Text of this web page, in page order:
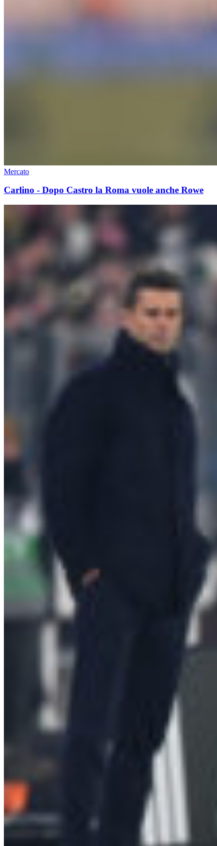
Mercato
Carlino - Dopo Castro la Roma vuole anche Rowe